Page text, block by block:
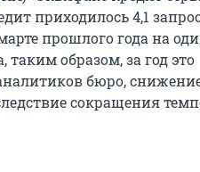
приходилось 4,1
прошлого года на
образом, за год это
бюро,
сокращения